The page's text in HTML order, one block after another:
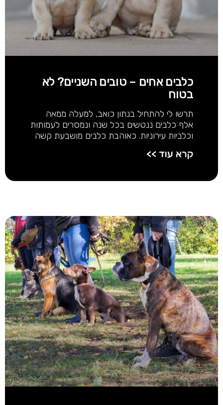
כלבים אחים – טובים השניים? לא
בטוח
תרשו לי להתחיל בנתון כואב, למעלה ממאה
אלף כלבים ננטשים בכל שנה ונמסרים לעמותות
וכלביות עירוניות. כאוהבת כלבים מושבעת קשה
קרא עוד >>